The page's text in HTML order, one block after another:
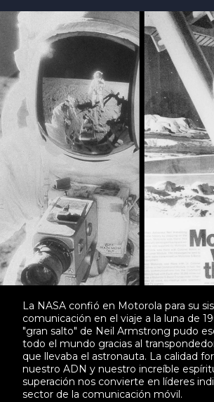
La NASA confió en Motorola para su
comunicación en el viaje a la luna de
"gran salto" de Neil Armstrong pudo
todo el mundo gracias al
que llevaba el astronauta. La calidad
nuestro ADN y nuestro increíble
superación nos convierte en líderes
sector de la comunicación móvil.